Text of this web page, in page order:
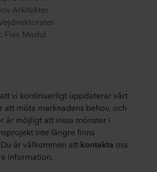
cookie, länkar till våra partners
och hur länge varje cookie lagras på
beslutar för vilka ändamål våra
Läs mer om vår användning av
”Om oss” och om vår behandling av
vår integritetspolicy, inklusive vilket
företag som är
för dina personuppgifter.
Arkitekter
: Flex Modul
att vi kontinuerligt uppdaterar vårt
att möta marknadens behov, och
är möjligt att vissa mönster i
inte längre finns
är välkommen att kontakta oss
information.